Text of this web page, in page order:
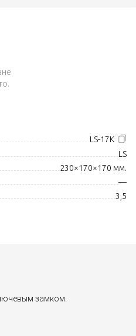
LS-17К
LS
230×170×170 мм.
—
3,5
замком.